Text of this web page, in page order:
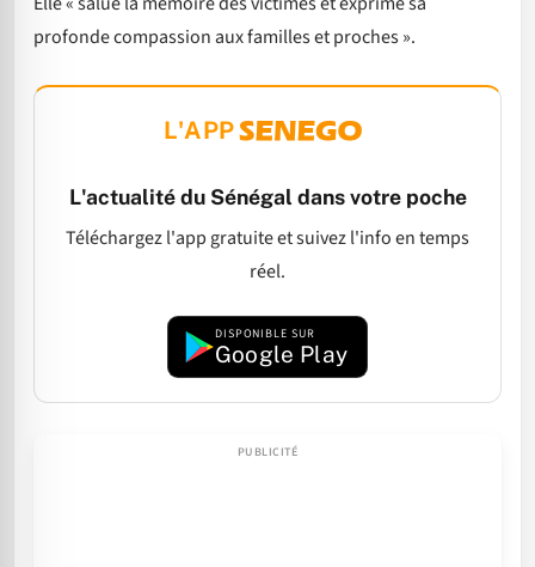
profonde compassion aux familles et proches ».
L'APP
L'actualité du Sénégal dans votre poche
Téléchargez l'app gratuite et suivez l'info en temps
réel.
DISPONIBLE SUR
Google Play